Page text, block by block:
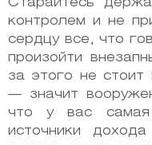
Старайтесь
контролем и не
сердцу все, что
произойти
за этого не стоит
— значит
что у вас самая
источники